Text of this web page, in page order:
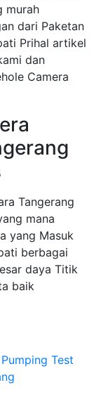
murah
dari Paketan
Prihal artikel
dan
Camera
Tangerang
mana
yang Masuk
berbagai
daya Titik
baik
Test